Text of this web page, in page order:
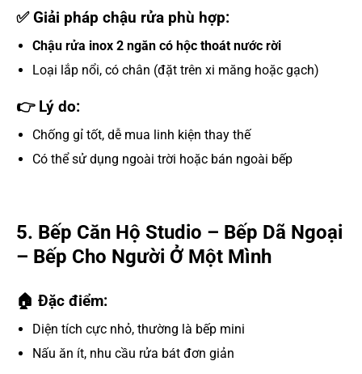
✅ Giải pháp chậu rửa phù hợp:
Chậu rửa inox 2 ngăn có hộc thoát nước rời
Loại lắp nổi, có chân (đặt trên xi măng hoặc gạch)
👉 Lý do:
Chống gỉ tốt, dễ mua linh kiện thay thế
Có thể sử dụng ngoài trời hoặc bán ngoài bếp
5. Bếp Căn Hộ Studio – Bếp Dã Ngoại
– Bếp Cho Người Ở Một Mình
🏠 Đặc điểm:
Diện tích cực nhỏ, thường là bếp mini
Nấu ăn ít, nhu cầu rửa bát đơn giản